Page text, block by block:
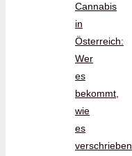
Cannabis
in
Österreich:
Wer
es
bekommt,
wie
es
verschrieben